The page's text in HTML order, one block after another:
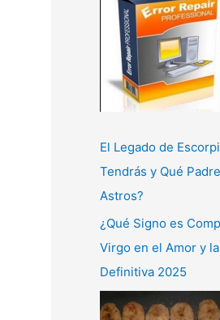
El Legado de
Tendrás y Qué
Astros?
¿Qué Signo es
Virgo en el Amor y
Definitiva 2025